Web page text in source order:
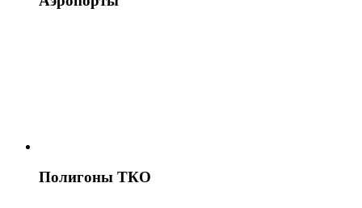
Полигоны ТКО